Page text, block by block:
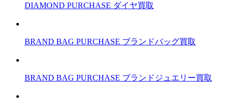
DIAMOND PURCHASE ダイヤ買取
BRAND BAG PURCHASE ブランドバッグ買取
BRAND BAG PURCHASE ブランドジュエリー買取